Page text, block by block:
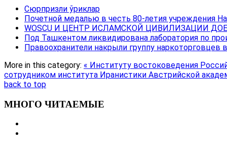
Сюрпризли ўриклар
Почетной медалью в честь 80-летия учреждения
WOSCU И ЦЕНТР ИСЛАМСКОЙ ЦИВИЛИЗАЦИИ
Под Ташкентом ликвидирована лаборатория по
Правоохранители накрыли группу
More in this category: « Институту востоковедения
сотрудником института Иранистики Австрийской
back to top
МНОГО ЧИТАЕМЫЕ